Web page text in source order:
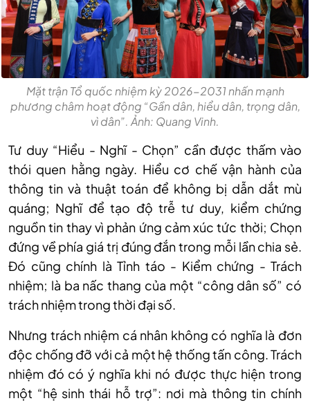
Mặt trận Tổ quốc nhiệm kỳ 2026-2031 nhấn mạnh
phương châm hoạt động “Gần dân, hiểu dân, trọng dân,
vì dân”. Ảnh: Quang Vinh.
Tư duy “Hiểu - Nghĩ - Chọn” cần được thấm vào
thói quen hằng ngày. Hiểu cơ chế vận hành của
thông tin và thuật toán để không bị dẫn dắt mù
quáng; Nghĩ để tạo độ trễ tư duy, kiểm chứng
nguồn tin thay vì phản ứng cảm xúc tức thời; Chọn
đứng về phía giá trị đúng đắn trong mỗi lần chia sẻ.
Đó cũng chính là Tỉnh táo - Kiểm chứng - Trách
nhiệm; là ba nấc thang của một “công dân số” có
trách nhiệm trong thời đại số.
Nhưng trách nhiệm cá nhân không có nghĩa là đơn
độc chống đỡ với cả một hệ thống tấn công. Trách
nhiệm đó có ý nghĩa khi nó được thực hiện trong
một “hệ sinh thái hỗ trợ”: nơi mà thông tin chính